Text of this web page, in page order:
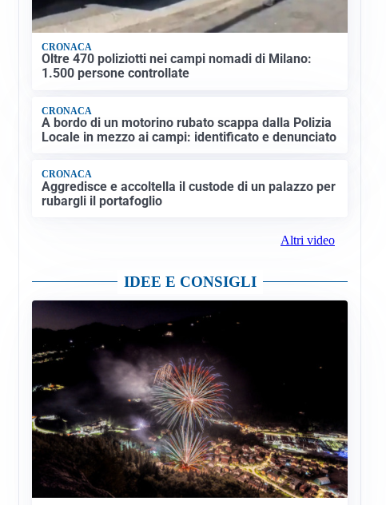
CRONACA
Oltre 470 poliziotti nei campi nomadi di Milano:
1.500 persone controllate
CRONACA
A bordo di un motorino rubato scappa dalla Polizia
Locale in mezzo ai campi: identificato e denunciato
CRONACA
Aggredisce e accoltella il custode di un palazzo per
rubargli il portafoglio
Altri video
IDEE E CONSIGLI